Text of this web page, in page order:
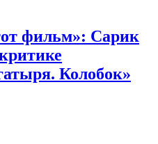
фильм»: Сарик
Колобок»